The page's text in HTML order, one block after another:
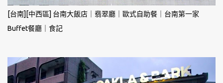
[台南][中西區] 台南大飯店｜翡翠廳｜歐式自助餐｜台南第一家
Buffet餐廳｜食記